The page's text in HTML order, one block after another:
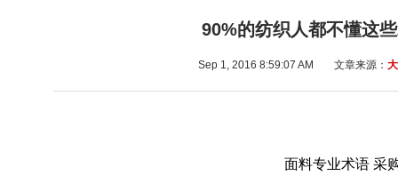
90%的纺织人都不懂这
Sep 1, 2016 8:59:07 AM 文章来源：
面料专业术语 采